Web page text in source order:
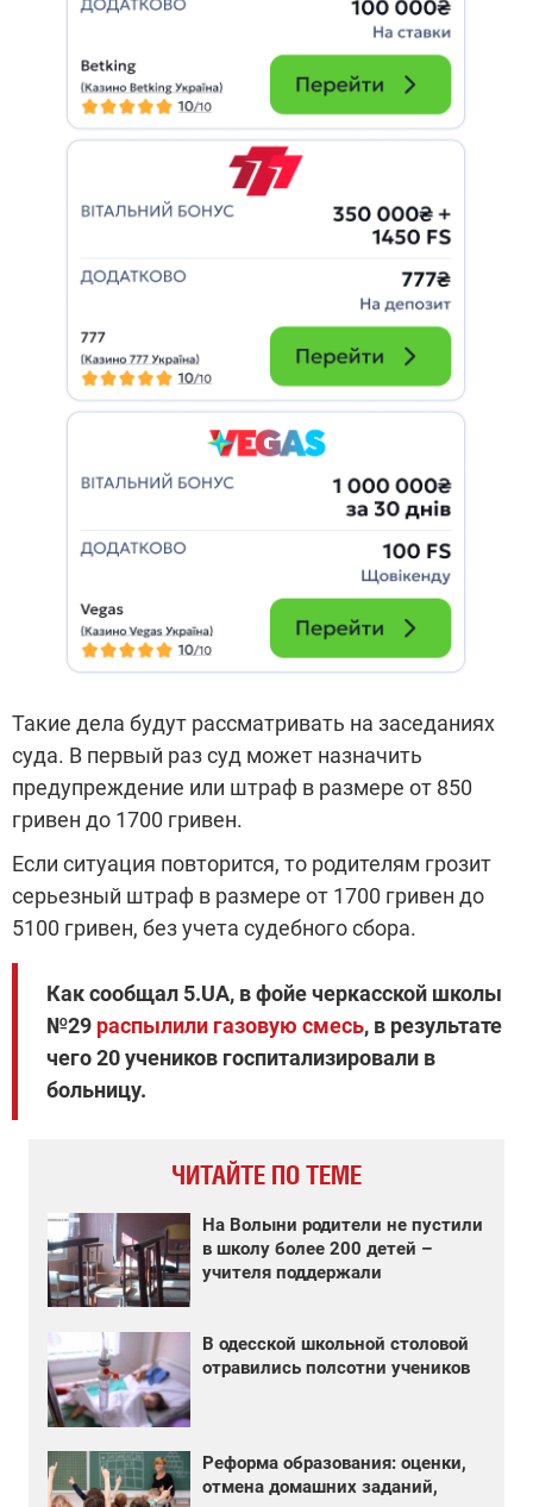
Такие дела будут рассматривать на заседаниях
суда. В первый раз суд может назначить
предупреждение или штраф в размере от 850
гривен до 1700 гривен.
Если ситуация повторится, то родителям грозит
серьезный штраф в размере от 1700 гривен до
5100 гривен, без учета судебного сбора.
Как сообщал 5.UA, в фойе черкасской школы
№29 распылили газовую смесь, в результате
чего 20 учеников госпитализировали в
больницу.
ЧИТАЙТЕ ПО ТЕМЕ
На Волыни родители не пустили
в школу более 200 детей –
учителя поддержали
В одесской школьной столовой
отравились полсотни учеников
Реформа образования: оценки,
отмена домашних заданий,